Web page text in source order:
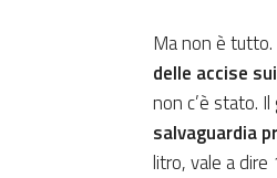
Ma non è tutto.
delle accise
non c’è stato.
salvaguardia
litro, vale a dire